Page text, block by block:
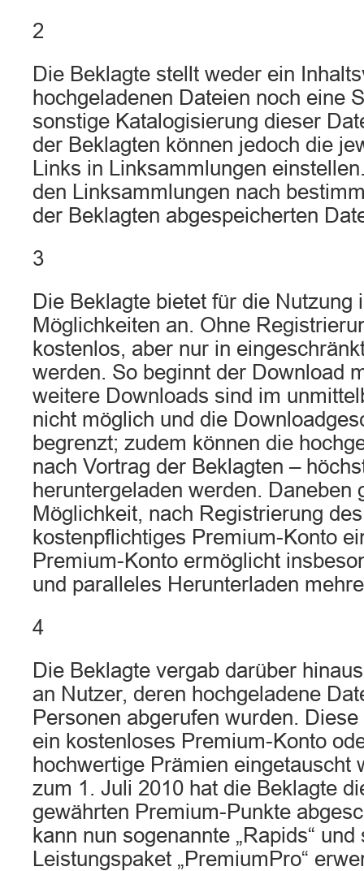
2
Die Beklagte stellt weder ein
hochgeladenen Dateien noch eine
sonstige Katalogisierung dieser
der Beklagten können jedoch die
Links in Linksammlungen
den Linksammlungen nach
der Beklagten abgespeicherten
3
Die Beklagte bietet für die Nutzung
Möglichkeiten an. Ohne
kostenlos, aber nur in
werden. So beginnt der Download
weitere Downloads sind im
nicht möglich und die
begrenzt; zudem können die
nach Vortrag der Beklagten –
heruntergeladen werden. Daneben
Möglichkeit, nach Registrierung
kostenpflichtiges Premium-Konto
Premium-Konto ermöglicht
und paralleles Herunterladen
4
Die Beklagte vergab darüber
an Nutzer, deren hochgeladene
Personen abgerufen wurden.
ein kostenloses Premium-Konto
hochwertige Prämien eingetauscht
zum 1. Juli 2010 hat die Beklagte
gewährten Premium-Punkte
kann nun sogenannte „Rapids“
Leistungspaket „PremiumPro“